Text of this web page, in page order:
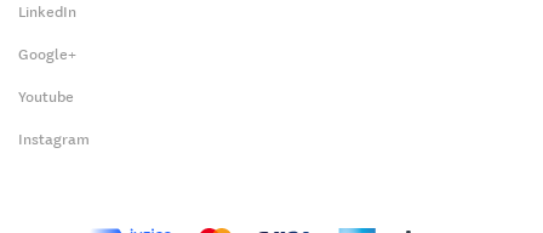
LinkedIn
Google+
Youtube
Instagram